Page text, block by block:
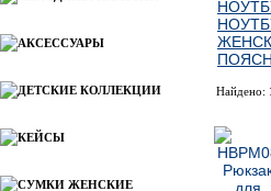
АКСЕССУАРЫ
ДЕТСКИЕ КОЛЛЕКЦИИ
КЕЙСЫ
СУМКИ ЖЕНСКИЕ
Найдено: